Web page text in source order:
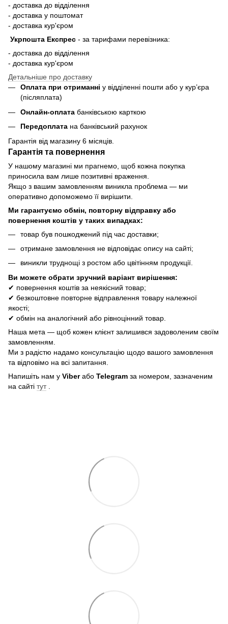
- доставка до відділення
- доставка у поштомат
- доставка кур'єром
Укрпошта Експрес - за тарифами перевізника:
- доставка до відділення
- доставка кур'єром
Детальніше про доставку
Оплата при отриманні у відділенні пошти або у кур’єра
(післяплата)
Онлайн-оплата банківською карткою
Передоплата на банківський рахунок
Гарантія від магазину 6 місяців.
Гарантія та повернення
У нашому магазині ми прагнемо, щоб кожна покупка
приносила вам лише позитивні враження.
Якщо з вашим замовленням виникла проблема — ми
оперативно допоможемо її вирішити.
Ми гарантуємо обмін, повторну відправку або
повернення коштів у таких випадках:
товар був пошкоджений під час доставки;
отримане замовлення не відповідає опису на сайті;
виникли труднощі з ростом або цвітінням продукції.
Ви можете обрати зручний варіант вирішення:
✔ повернення коштів за неякісний товар;
✔ безкоштовне повторне відправлення товару належної
якості;
✔ обмін на аналогічний або рівноцінний товар.
Наша мета — щоб кожен клієнт залишився задоволеним своїм
замовленням.
Ми з радістю надамо консультацію щодо вашого замовлення
та відповімо на всі запитання.
Напишіть нам у Viberабо Telegram за номером, зазначеним
на сайті тут.